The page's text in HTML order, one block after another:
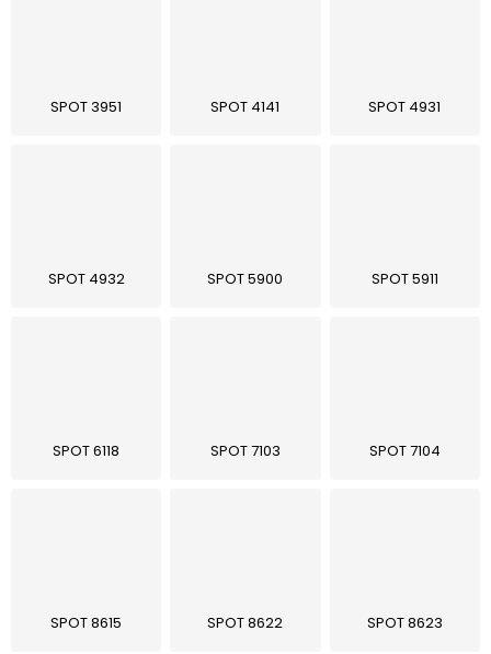
SPOT 3951 SPOT 4141 SPOT 4931
SPOT 4932 SPOT 5900 SPOT 5911
SPOT 6118 SPOT 7103 SPOT 7104
SPOT 8615 SPOT 8622 SPOT 8623